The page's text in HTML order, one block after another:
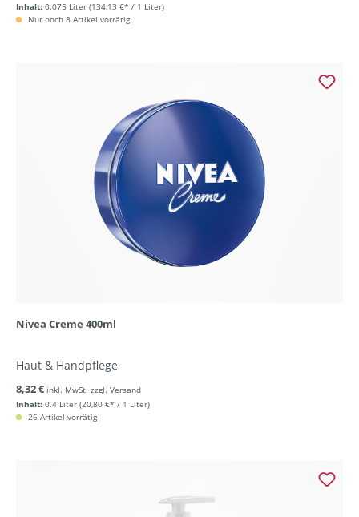
Inhalt: 0.075 Liter (134,13 €* / 1 Liter)
Nur noch 8 Artikel vorrätig
Nivea Creme 400ml
Haut & Handpflege
Inhalt: 0.4 Liter (20,80 €* / 1 Liter)
8,32 € inkl. MwSt. zzgl. Versand
26 Artikel vorrätig